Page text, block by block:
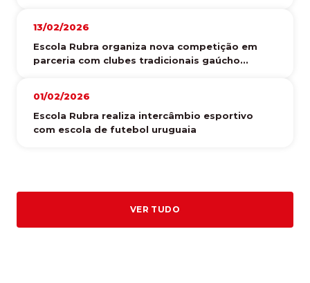
13/02/2026
Escola Rubra organiza nova competição em
parceria com clubes tradicionais gaúcho...
01/02/2026
Escola Rubra realiza intercâmbio esportivo
com escola de futebol uruguaia
VER TUDO